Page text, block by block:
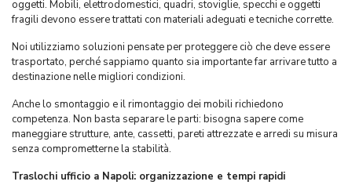
oggetti. Mobili, elettrodomestici, quadri, stoviglie, specchi e oggetti
fragili devono essere trattati con materiali adeguati e tecniche corrette.
Noi utilizziamo soluzioni pensate per proteggere ciò che deve essere
trasportato, perché sappiamo quanto sia importante far arrivare tutto a
destinazione nelle migliori condizioni.
Anche lo smontaggio e il rimontaggio dei mobili richiedono
competenza. Non basta separare le parti: bisogna sapere come
maneggiare strutture, ante, cassetti, pareti attrezzate e arredi su misura
senza comprometterne la stabilità.
Traslochi ufficio a Napoli: organizzazione e tempi rapidi